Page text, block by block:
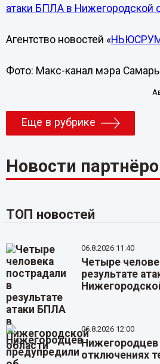
атаки БПЛА в Нижегородской
Агентство новостей «
Фото: Макс-канал мэра
Еще в рубрике
Новости
ТОП новостей
06.8.2026 11:40
Четыре
результате
06.8.2026 12:00
Нижегородцев
отключениях